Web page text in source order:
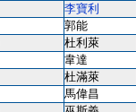
李寶利
郭能
杜利萊
韋達
杜滿萊
馬偉昌